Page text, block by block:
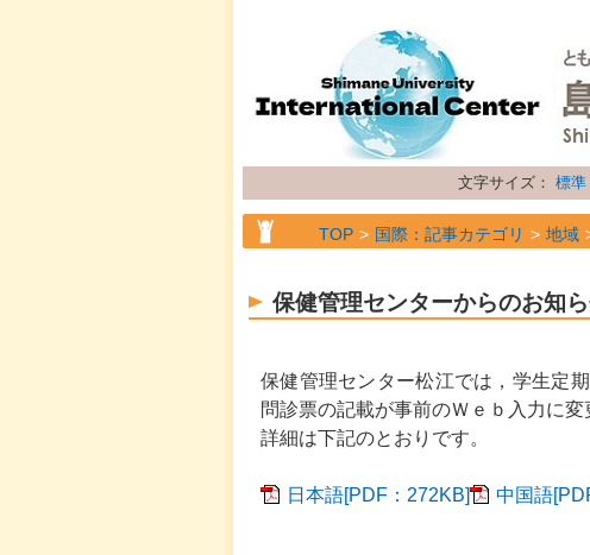
文字サイズ： 標準
TOP 国際：記事カテゴリ 地域
保健管理センターからのお知
保健管理センター松江では，学生定
問診票の記載が事前のＷｅｂ入力に
詳細は下記のとおりです。
日本語[PDF：272KB] 中国語